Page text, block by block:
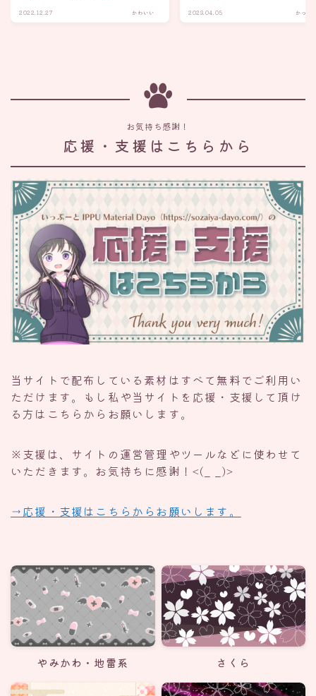
2022.12.27 かわいい 2023.04.05 かっこ
お気持ち感謝！
応援・支援はこちらから
当サイトで配布している素材はすべて無料でご利用い
ただけます。もし私や当サイトを応援・支援して頂け
る方はこちらからお願いします。
※支援は、サイトの運営管理やツールなどに使わせて
いただきます。お気持ちに感謝！<(_ _)>
→応援・支援はこちらからお願いします。
やみかわ・地雷系 さくら